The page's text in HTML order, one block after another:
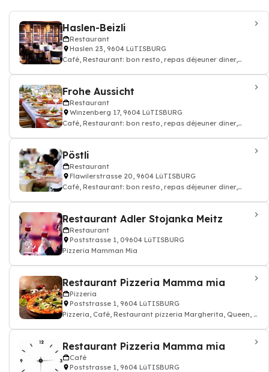
Haslen-Beizli
Restaurant
Haslen 23, 9604 LüTISBURG
Café, Restaurant: bon resto, repas déjeuner dîner,
Frohe Aussicht
Restaurant
Winzenberg 17, 9604 LüTISBURG
Café, Restaurant: bon resto, repas déjeuner dîner,
Pöstli
Restaurant
Flawilerstrasse 20, 9604 LüTISBURG
Café, Restaurant: bon resto, repas déjeuner dîner,
Restaurant Adler Stojanka Meitz
Restaurant
Poststrasse 1, 09604 LüTISBURG
Pizzeria Mamman Mia
Restaurant Pizzeria Mamma mia
Pizzeria
Poststrasse 1, 9604 LüTISBURG
Pizzeria, Café, Restaurant pizzeria Margherita, Queen, 4
Restaurant Pizzeria Mamma mia
Café
Poststrasse 1, 9604 LüTISBURG